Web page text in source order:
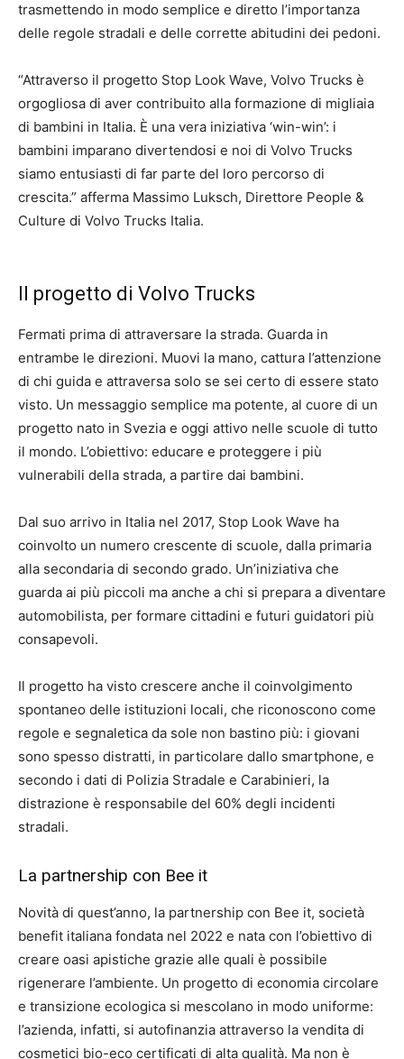
trasmettendo in modo semplice e diretto l’importanza
delle regole stradali e delle corrette abitudini dei pedoni.
“Attraverso il progetto Stop Look Wave, Volvo Trucks è
orgogliosa di aver contribuito alla formazione di migliaia
di bambini in Italia. È una vera iniziativa ‘win-win’: i
bambini imparano divertendosi e noi di Volvo Trucks
siamo entusiasti di far parte del loro percorso di
crescita.” afferma Massimo Luksch, Direttore People &
Culture di Volvo Trucks Italia.
Il progetto di Volvo Trucks
Fermati prima di attraversare la strada. Guarda in
entrambe le direzioni. Muovi la mano, cattura l’attenzione
di chi guida e attraversa solo se sei certo di essere stato
visto. Un messaggio semplice ma potente, al cuore di un
progetto nato in Svezia e oggi attivo nelle scuole di tutto
il mondo. L’obiettivo: educare e proteggere i più
vulnerabili della strada, a partire dai bambini.
Dal suo arrivo in Italia nel 2017, Stop Look Wave ha
coinvolto un numero crescente di scuole, dalla primaria
alla secondaria di secondo grado. Un’iniziativa che
guarda ai più piccoli ma anche a chi si prepara a diventare
automobilista, per formare cittadini e futuri guidatori più
consapevoli.
Il progetto ha visto crescere anche il coinvolgimento
spontaneo delle istituzioni locali, che riconoscono come
regole e segnaletica da sole non bastino più: i giovani
sono spesso distratti, in particolare dallo smartphone, e
secondo i dati di Polizia Stradale e Carabinieri, la
distrazione è responsabile del 60% degli incidenti
stradali.
La partnership con Bee it
Novità di quest’anno, la partnership con Bee it, società
benefit italiana fondata nel 2022 e nata con l’obiettivo di
creare oasi apistiche grazie alle quali è possibile
rigenerare l’ambiente. Un progetto di economia circolare
e transizione ecologica si mescolano in modo uniforme:
l’azienda, infatti, si autofinanzia attraverso la vendita di
cosmetici bio-eco certificati di alta qualità. Ma non è